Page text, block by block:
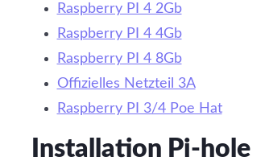
Raspberry PI 4 2Gb
Raspberry PI 4 4Gb
Raspberry PI 4 8Gb
Offizielles Netzteil 3A
Raspberry PI 3/4 Poe Hat
Installation Pi-hole